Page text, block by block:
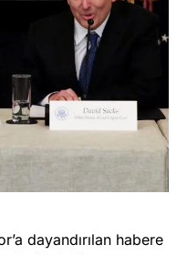
dayandırılan habere